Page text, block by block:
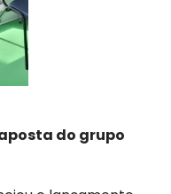
do grupo